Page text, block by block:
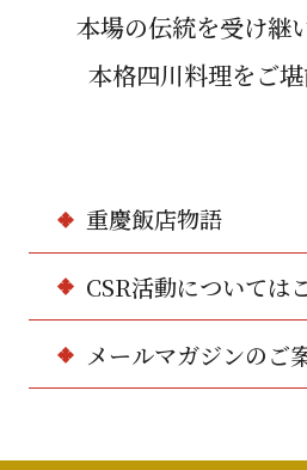
本場の伝統を受け継
本格四川料理をご堪
重慶飯店物語
CSR活動については
メールマガジンのご